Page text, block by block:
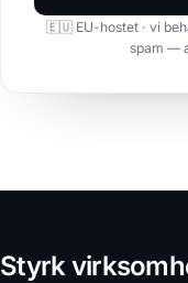
🇪🇺 EU-hostet · vi
spam —
Styrk